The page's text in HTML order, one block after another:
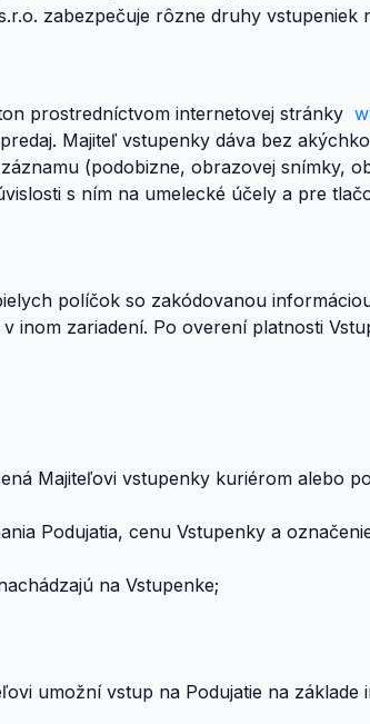
zabezpečuje rôzne druhy vstupeniek
prostredníctvom internetovej stránky
Majiteľ vstupenky dáva bez
(podobizne, obrazovej snímky,
s ním na umelecké účely a pre
políčok so zakódovanou
zariadení. Po overení platnosti
Majiteľovi vstupenky kuriérom alebo
Podujatia, cenu Vstupenky a
na Vstupenke;
umožní vstup na Podujatie na základe